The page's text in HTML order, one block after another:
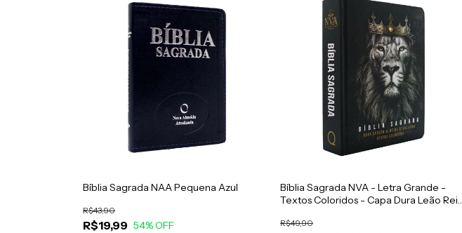
Bíblia Sagrada NAA Pequena Azul
R$19,99
R$43,90
54% OFF
Bíblia Sagrada NVA - Letra Grande -
Textos Coloridos - Capa Dura Leão Reis
R$49,90